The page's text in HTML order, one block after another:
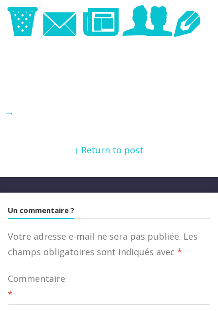
Image
→
↑ Return to post
Un commentaire ?
Votre adresse e-mail ne sera pas publiée. Les
champs obligatoires sont indiqués avec *
Commentaire
*